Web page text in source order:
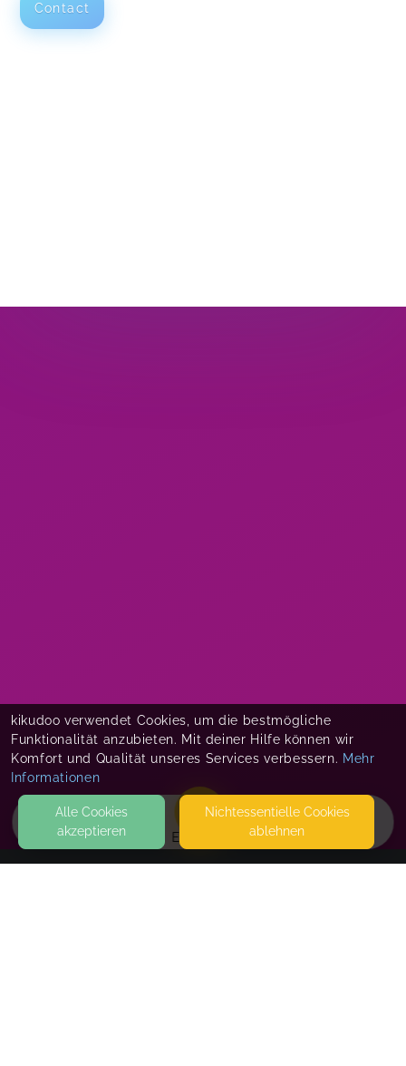
EVENTS
Contact
kikudoo verwendet Cookies, um die bestmögliche
Funktionalität anzubieten. Mit deiner Hilfe können wir
Komfort und Qualität unseres Services verbessern. Mehr
Informationen
Alle Cookies
akzeptieren
Nicht­essentielle Cookies
ablehnen